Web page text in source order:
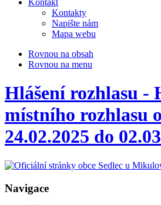
Kontakt
Kontakty
Napište nám
Mapa webu
Rovnou na obsah
Rovnou na menu
Hlášení rozhlasu -
místního rozhlasu
24.02.2025 do
Navigace